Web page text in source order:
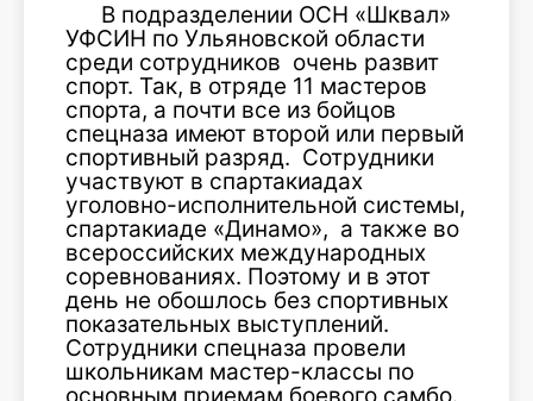
В подразделении ОСН «Шквал»
УФСИН по Ульяновской области
среди сотрудников очень развит
спорт. Так, в отряде 11 мастеров
спорта, а почти все из бойцов
спецназа имеют второй или первый
спортивный разряд. Сотрудники
участвуют в спартакиадах
уголовно-исполнительной системы,
спартакиаде «Динамо», а также во
всероссийских международных
соревнованиях. Поэтому и в этот
день не обошлось без спортивных
показательных выступлений.
Сотрудники спецназа провели
школьникам мастер-классы по